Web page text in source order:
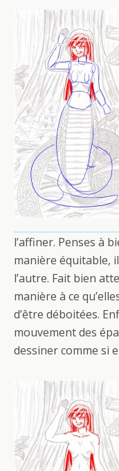
l’affiner. Penses à
manière équitable,
l’autre. Fait bien
manière à ce
d’être déboitées.
mouvement des
dessiner comme si